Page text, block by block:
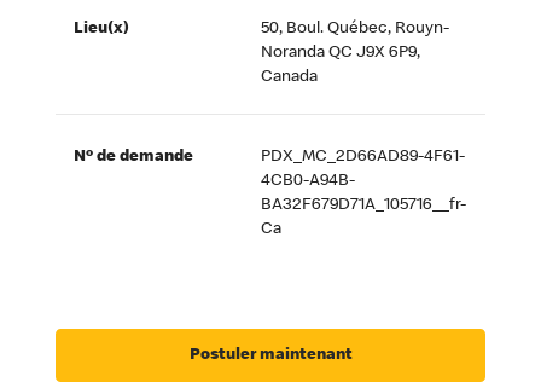
Lieu(x)
50, Boul. Québec, Rouyn-
Noranda QC J9X 6P9,
Canada
Nº de demande
PDX_MC_2D66AD89-4F61-
4CB0-A94B-
BA32F679D71A_105716__fr-
Ca
Postuler maintenant